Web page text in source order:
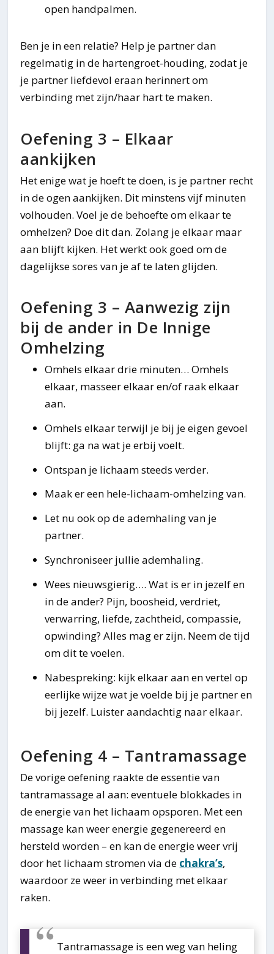
open handpalmen.
Ben je in een relatie? Help je partner dan
regelmatig in de hartengroet-houding, zodat je
je partner liefdevol eraan herinnert om
verbinding met zijn/haar hart te maken.
Oefening 3 – Elkaar
aankijken
Het enige wat je hoeft te doen, is je partner recht
in de ogen aankijken. Dit minstens vijf minuten
volhouden. Voel je de behoefte om elkaar te
omhelzen? Doe dit dan. Zolang je elkaar maar
aan blijft kijken. Het werkt ook goed om de
dagelijkse sores van je af te laten glijden.
Oefening 3 – Aanwezig zijn
bij de ander in De Innige
Omhelzing
Omhels elkaar drie minuten… Omhels
elkaar, masseer elkaar en/of raak elkaar
aan.
Omhels elkaar terwijl je bij je eigen gevoel
blijft: ga na wat je erbij voelt.
Ontspan je lichaam steeds verder.
Maak er een hele-lichaam-omhelzing van.
Let nu ook op de ademhaling van je
partner.
Synchroniseer jullie ademhaling.
Wees nieuwsgierig…. Wat is er in jezelf en
in de ander? Pijn, boosheid, verdriet,
verwarring, liefde, zachtheid, compassie,
opwinding? Alles mag er zijn. Neem de tijd
om dit te voelen.
Nabespreking: kijk elkaar aan en vertel op
eerlijke wijze wat je voelde bij je partner en
bij jezelf. Luister aandachtig naar elkaar.
Oefening 4 – Tantramassage
De vorige oefening raakte de essentie van
tantramassage al aan: eventuele blokkades in
de energie van het lichaam opsporen. Met een
massage kan weer energie gegenereerd en
hersteld worden – en kan de energie weer vrij
door het lichaam stromen via de chakra’s,
waardoor ze weer in verbinding met elkaar
raken.
Tantramassage is een weg van heling